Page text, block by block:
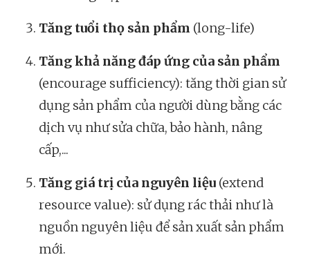
Tăng tuổi thọ sản phẩm (long-life)
Tăng khả năng đáp ứng của sản phẩm
(encourage sufficiency): tăng thời gian sử
dụng sản phẩm của người dùng bằng các
dịch vụ như sửa chữa, bảo hành, nâng
cấp,...
Tăng giá trị của nguyên liệu (extend
resource value): sử dụng rác thải như là
nguồn nguyên liệu để sản xuất sản phẩm
mới.